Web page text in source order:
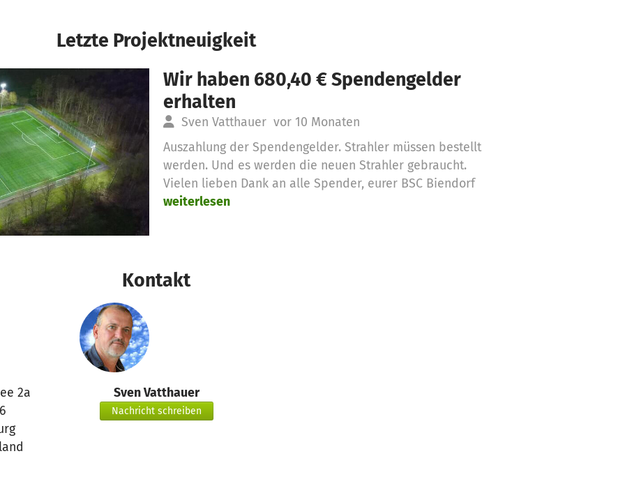
Letzte Projektneuigkeit
Wir haben 680,40 € Spendengelder
erhalten
Sven Vatthauer vor 10 Monaten
Auszahlung der Spendengelder. Strahler müssen bestellt
werden. Und es werden die neuen Strahler gebraucht.
Vielen lieben Dank an alle Spender, eurer BSC Biendorf
weiterlesen
Kontakt
2a
Sven Vatthauer
Nachricht schreiben